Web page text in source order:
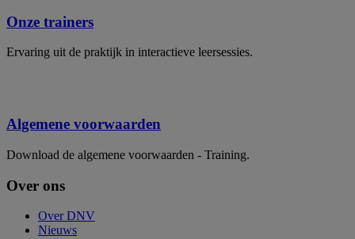
Onze trainers
Ervaring uit de praktijk in interactieve leersessies.
Algemene voorwaarden
Download de algemene voorwaarden - Training.
Over ons
Over DNV
Nieuws